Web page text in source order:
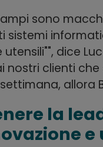
sono
sistemi
dice
nostri clienti
allora
la